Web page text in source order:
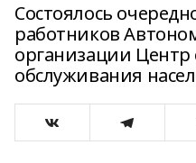
Состоялось
работников
организации Центр
обслуживания